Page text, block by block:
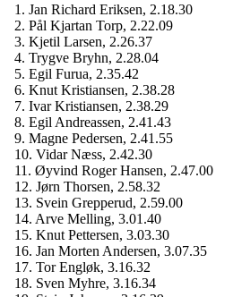
1. Jan Richard Eriksen, 2.18.30
2. Pål Kjartan Torp, 2.22.09
3. Kjetil Larsen, 2.26.37
4. Trygve Bryhn, 2.28.04
5. Egil Furua, 2.35.42
6. Knut Kristiansen, 2.38.28
7. Ivar Kristiansen, 2.38.29
8. Egil Andreassen, 2.41.43
9. Magne Pedersen, 2.41.55
10. Vidar Næss, 2.42.30
11. Øyvind Roger Hansen, 2.47.00
12. Jørn Thorsen, 2.58.32
13. Svein Grepperud, 2.59.00
14. Arve Melling, 3.01.40
15. Knut Pettersen, 3.03.30
16. Jan Morten Andersen, 3.07.35
17. Tor Engløk, 3.16.32
18. Sven Myhre, 3.16.34